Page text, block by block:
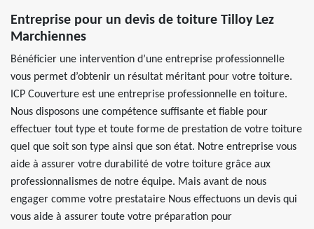
Entreprise pour un devis de toiture Tilloy Lez
Marchiennes
Bénéficier une intervention d’une entreprise professionnelle
vous permet d’obtenir un résultat méritant pour votre toiture.
ICP Couverture est une entreprise professionnelle en toiture.
Nous disposons une compétence suffisante et fiable pour
effectuer tout type et toute forme de prestation de votre toiture
quel que soit son type ainsi que son état. Notre entreprise vous
aide à assurer votre durabilité de votre toiture grâce aux
professionnalismes de notre équipe. Mais avant de nous
engager comme votre prestataire Nous effectuons un devis qui
vous aide à assurer toute votre préparation pour